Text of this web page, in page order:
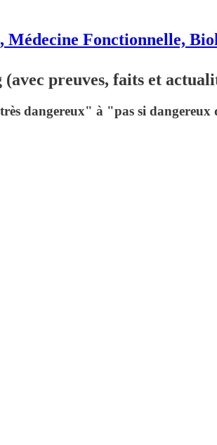
Médecine Fonctionnelle,
preuves, faits et
dangereux" à "pas si